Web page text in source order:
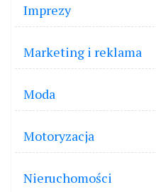
Imprezy
Marketing i reklama
Moda
Motoryzacja
Nieruchomości